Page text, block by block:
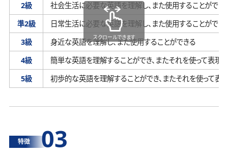
2級
社会生活に必要な英語を理解し、 また使用することができ
準2級
日常生活に必要な英語を理解し、 また使用することができ
3級
身近な英語を理解し、また使用することができる
4級
簡単な英語を理解することができ、 またそれを使って表現
5級
初歩的な英語を理解することができ、 またそれを使って表
スクロールできます
特徴 03